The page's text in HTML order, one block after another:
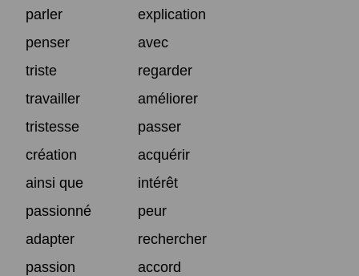
parler
explication
penser
avec
triste
regarder
travailler
améliorer
tristesse
passer
création
acquérir
ainsi que
intérêt
passionné
peur
adapter
rechercher
passion
accord